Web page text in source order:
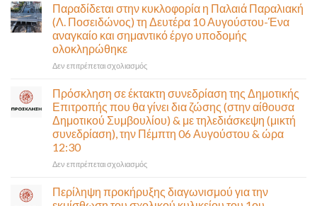
Παραδίδεται στην κυκλοφορία η Παλαιά Παραλιακή
(Λ. Ποσειδώνος) τη Δευτέρα 10 Αυγούστου-Ένα
αναγκαίο και σημαντικό έργο υποδομής
ολοκληρώθηκε
Δεν επιτρέπεται σχολιασμόςστο
κυκλοφορία
η
Παλαιά
Παραλιακή
Ποσειδώνος)
10
Πρόσκληση σε έκτακτη συνεδρίαση της Δημοτικής
Επιτροπής που θα γίνει δια ζώσης (στην αίθουσα
Δημοτικού Συμβουλίου) & με τηλεδιάσκεψη (μικτή
συνεδρίαση), την Πέμπτη 06 Αυγούστου & ώρα
12:30
Δεν επιτρέπεται σχολιασμόςστο
σε
έκτακτη
Περίληψη προκήρυξης διαγωνισμού για την